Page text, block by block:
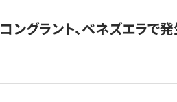
コングラント、ベネズエラで